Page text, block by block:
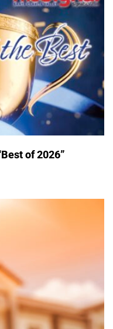
of 2026”